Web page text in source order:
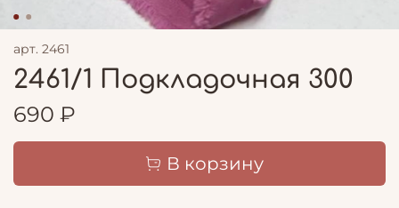
арт. 2461
2461/1 Подкладочная 300
690 ₽
В корзину